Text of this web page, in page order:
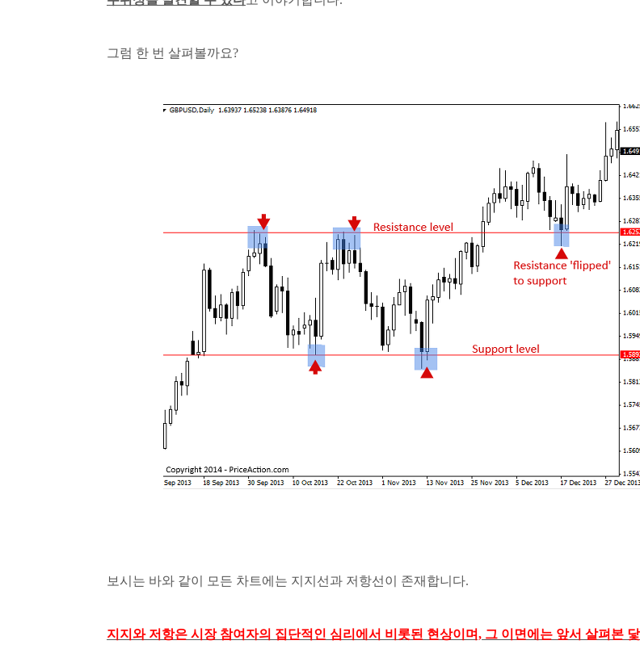
그럼 한 번 살펴볼까요?
보시는 바와 같이 모든 차트에는 지지선과 저항선이 존재합니다.
지지와 저항은 시장 참여자의 집단적인 심리에서 비롯된 현상이며, 그 이면에는 앞서 살펴본